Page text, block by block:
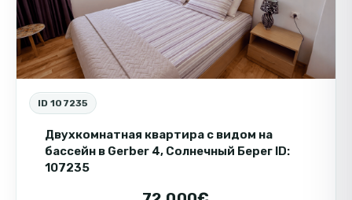
ID 107235
Двухкомнатная квартира с видом на
бассейн в Gerber 4, Солнечный Берег ID:
107235